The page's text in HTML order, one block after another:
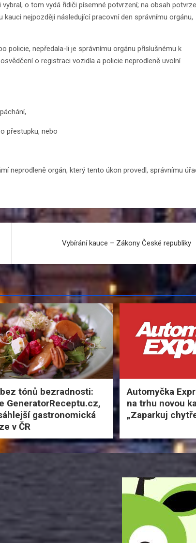
o tom vydá řidiči písemné potvrzení; na obsah
nejpozději následující pracovní den správnímu orgánu,
policie, nepředala-li je správnímu orgánu příslušnému k
o registraci vozidla a policie neprodleně uvolní
přestupku, nebo
neprodleně orgán, který tento úkon provedl, správnímu
Vybírání kauce – Zákony České republiky
tónů bezradnosti:
GeneratorReceptu.cz,
gastronomická
v ČR
Automyčka
na trhu novou
„Zaparkuj